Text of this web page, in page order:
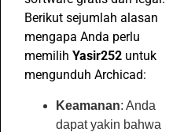
Berikut sejumlah alasan
mengapa Anda perlu
memilih Yasir252 untuk
mengunduh Archicad:
Keamanan: Anda
dapat yakin bahwa